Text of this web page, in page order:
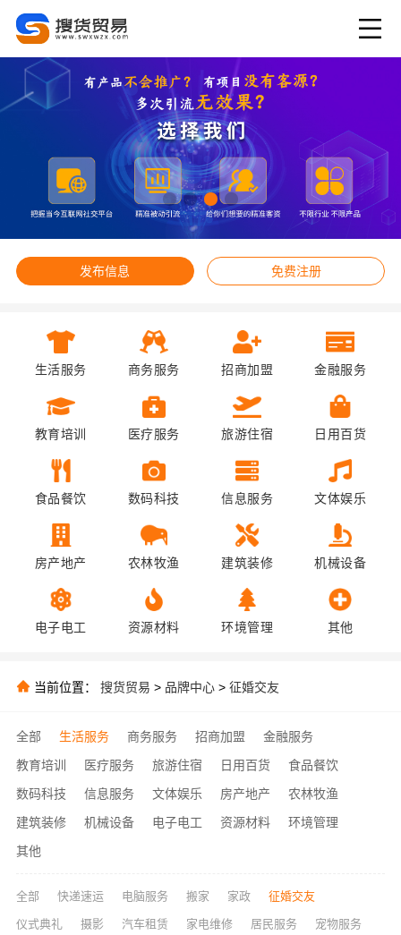
发布信息 免费注册
生活服务 商务服务 招商加盟 金融服务
教育培训 医疗服务 旅游住宿 日用百货
食品餐饮 数码科技 信息服务 文体娱乐
房产地产 农林牧渔 建筑装修 机械设备
电子电工 资源材料 环境管理 其他
当前位置： 搜货贸易 > 品牌中心 > 征婚交友
全部 生活服务 商务服务 招商加盟
金融服务
教育培训
医疗服务 旅游住宿 日用百货
食品餐饮
数码科技
信息服务 文体娱乐 房产地产
农林牧渔
建筑装修
机械设备 电子电工 资源材料
环境管理
其他
全部 快递速运 电脑服务 搬家 家政 征婚交友
仪式典礼 摄影 汽车租赁 家电维修 居民服务 宠物服务